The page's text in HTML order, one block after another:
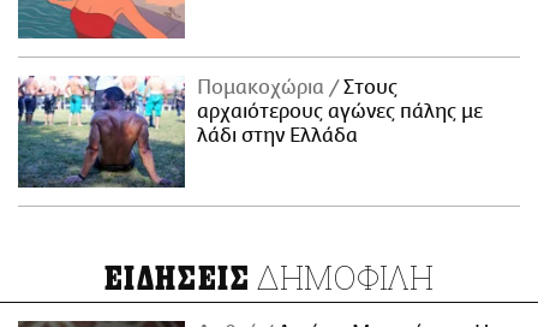
Πομακοχώρια
Στους
αρχαιότερους αγώνες πάλης με
λάδι στην Ελλάδα
ΕΙΔΗΣΕΙΣ ΔΗΜΟΦΙΛΗ